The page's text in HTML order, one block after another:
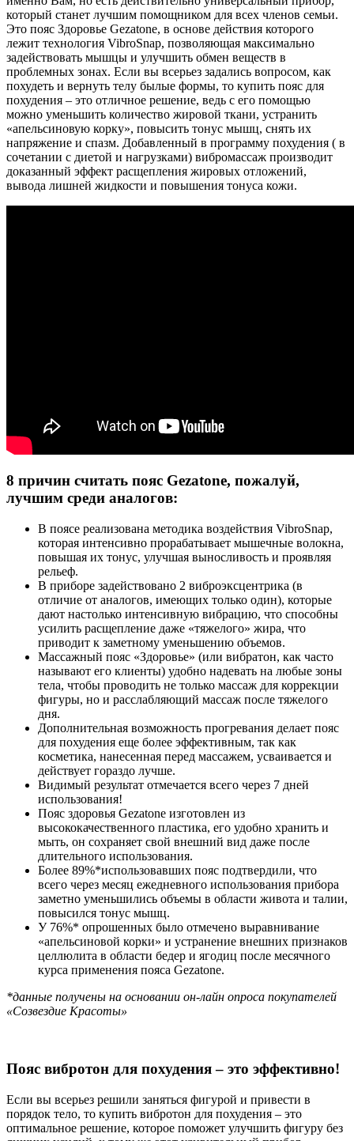
который станет лучшим помощником для всех членов семьи.
Это пояс Здоровье Gezatone, в основе действия которого
лежит технология VibroSnap, позволяющая максимально
задействовать мышцы и улучшить обмен веществ в
проблемных зонах. Если вы всерьез задались вопросом, как
похудеть и вернуть телу былые формы, то купить пояс для
похудения – это отличное решение, ведь с его помощью
можно уменьшить количество жировой ткани, устранить
«апельсиновую корку», повысить тонус мышц, снять их
напряжение и спазм. Добавленный в программу похудения ( в
сочетании с диетой и нагрузками) вибромассаж производит
доказанный эффект расщепления жировых отложений,
вывода лишней жидкости и повышения тонуса кожи.
8 причин считать пояс Gezatone, пожалуй,
лучшим среди аналогов:
В поясе реализована методика воздействия VibroSnap,
которая интенсивно прорабатывает мышечные волокна,
повышая их тонус, улучшая выносливость и проявляя
рельеф.
В приборе задействовано 2 виброэксцентрика (в
отличие от аналогов, имеющих только один), которые
дают настолько интенсивную вибрацию, что способны
усилить расщепление даже «тяжелого» жира, что
приводит к заметному уменьшению объемов.
Массажный пояс «Здоровье» (или вибратон, как часто
называют его клиенты) удобно надевать на любые зоны
тела, чтобы проводить не только массаж для коррекции
фигуры, но и расслабляющий массаж после тяжелого
дня.
Дополнительная возможность прогревания делает пояс
для похудения еще более эффективным, так как
косметика, нанесенная перед массажем, усваивается и
действует гораздо лучше.
Видимый результат отмечается всего через 7 дней
использования!
Пояс здоровья Gezatone изготовлен из
высококачественного пластика, его удобно хранить и
мыть, он сохраняет свой внешний вид даже после
длительного использования.
Более 89%*использовавших пояс подтвердили, что
всего через месяц ежедневного использования прибора
заметно уменьшились объемы в области живота и талии,
повысился тонус мышц.
У 76%* опрошенных было отмечено выравнивание
«апельсиновой корки» и устранение внешних признаков
целлюлита в области бедер и ягодиц после месячного
курса применения пояса Gezatone.
*данные получены на основании он-лайн опроса покупателей
«Созвездие Красоты»
Пояс вибротон для похудения – это эффективно!
Если вы всерьез решили заняться фигурой и привести в
порядок тело, то купить вибротон для похудения – это
оптимальное решение, которое поможет улучшить фигуру без